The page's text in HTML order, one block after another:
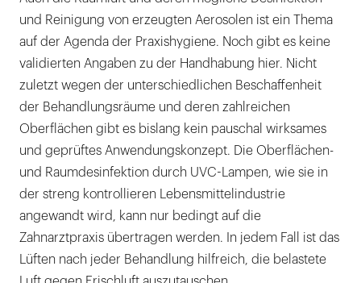
und Reinigung von erzeugten Aerosolen ist ein Thema
auf der Agenda der Praxishygiene. Noch gibt es keine
validierten Angaben zu der Handhabung hier. Nicht
zuletzt wegen der unterschiedlichen Beschaffenheit
der Behandlungsräume und deren zahlreichen
Oberflächen gibt es bislang kein pauschal wirksames
und geprüftes Anwendungskonzept. Die Oberflächen-
und Raumdesinfektion durch UVC-Lampen, wie sie in
der streng kontrollieren Lebensmittelindustrie
angewandt wird, kann nur bedingt auf die
Zahnarztpraxis übertragen werden. In jedem Fall ist das
Lüften nach jeder Behandlung hilfreich, die belastete